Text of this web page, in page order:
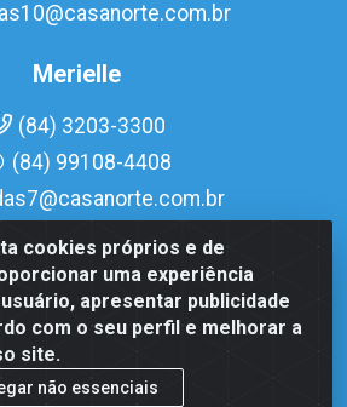
cookies próprios e de
uma experiência
apresentar publicidade
com o seu perfil e melhorar a
site.
não essenciais
Merielle
(84) 3203-3300
(84) 99108-4408
Interventor Mário Câmara, 1815 - Dix-
Natal/RN - CEP 59054-600 - CNPJ
08.713.513/0001-51